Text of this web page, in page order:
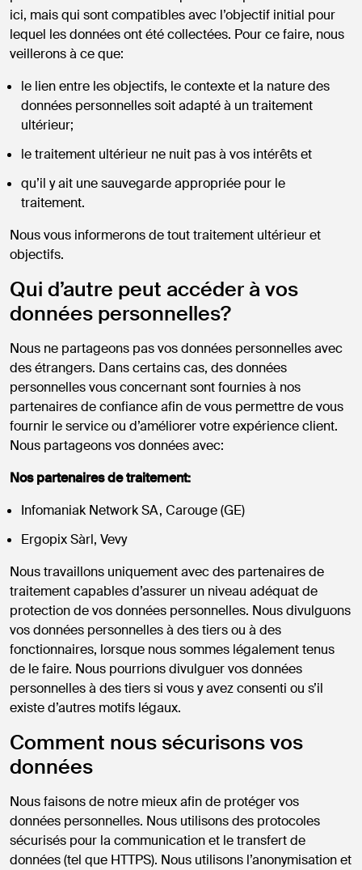
ici, mais qui sont compatibles avec l’objectif initial pour
lequel les données ont été collectées. Pour ce faire, nous
veillerons à ce que:
le lien entre les objectifs, le contexte et la nature des
données personnelles soit adapté à un traitement
ultérieur;
le traitement ultérieur ne nuit pas à vos intérêts et
qu’il y ait une sauvegarde appropriée pour le
traitement.
Nous vous informerons de tout traitement ultérieur et
objectifs.
Qui d’autre peut accéder à vos
données personnelles?
Nous ne partageons pas vos données personnelles avec
des étrangers. Dans certains cas, des données
personnelles vous concernant sont fournies à nos
partenaires de confiance afin de vous permettre de vous
fournir le service ou d’améliorer votre expérience client.
Nous partageons vos données avec:
Nos partenaires de traitement:
Infomaniak Network SA, Carouge (GE)
Ergopix Sàrl, Vevy
Nous travaillons uniquement avec des partenaires de
traitement capables d’assurer un niveau adéquat de
protection de vos données personnelles. Nous divulguons
vos données personnelles à des tiers ou à des
fonctionnaires, lorsque nous sommes légalement tenus
de le faire. Nous pourrions divulguer vos données
personnelles à des tiers si vous y avez consenti ou s’il
existe d’autres motifs légaux.
Comment nous sécurisons vos
données
Nous faisons de notre mieux afin de protéger vos
données personnelles. Nous utilisons des protocoles
sécurisés pour la communication et le transfert de
données (tel que HTTPS). Nous utilisons l’anonymisation et